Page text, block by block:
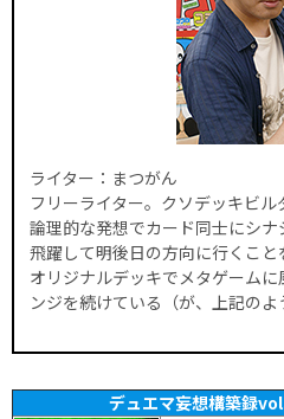
ライター：まつがん
フリーライター。クソデッキビル
論理的な発想でカード同士にシ
飛躍して明後日の方向に行くこと
オリジナルデッキでメタゲーム
ンジを続けている（が、上記のよ
デュエマ妄想構築録